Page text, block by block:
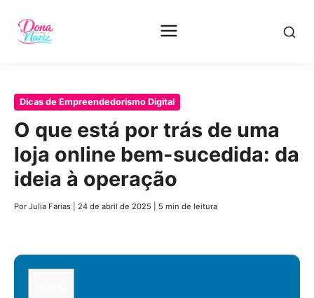
Pular
conteúdo
principal
Dicas de Empreendedorismo Digital
O que está por trás de uma
loja online bem-sucedida: da
ideia à operação
Por Julia Farias 24 de abril de 2025 5 min de leitura